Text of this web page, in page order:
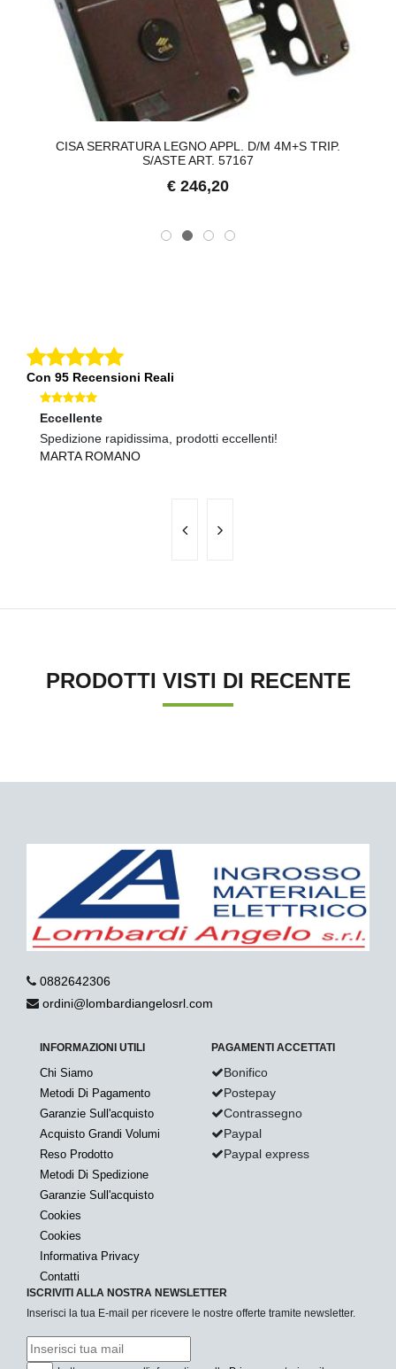
CISA SERRATURA LEGNO APPL. D/M 4M+S TRIP.
S/ASTE ART. 57167
€ 246,20
Con 95 Recensioni Reali
Eccellente
Spedizione rapidissima, prodotti eccellenti!
MARTA ROMANO
PRODOTTI VISTI DI RECENTE
0882642306
ordini@lombardiangelosrl.com
INFORMAZIONI UTILI
Chi Siamo
Metodi Di Pagamento
Garanzie Sull'acquisto
Acquisto Grandi Volumi
Reso Prodotto
Metodi Di Spedizione
Garanzie Sull'acquisto
Cookies
Cookies
Informativa Privacy
Contatti
PAGAMENTI ACCETTATI
Bonifico
Postepay
Contrassegno
Paypal
Paypal express
ISCRIVITI ALLA NOSTRA NEWSLETTER
Inserisci la tua E-mail per ricevere le nostre offerte tramite newsletter.